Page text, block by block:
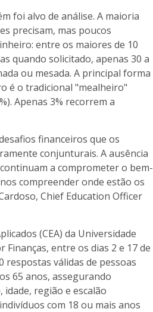
foi alvo de análise. A maioria
precisam, mas poucos
entre os maiores de 10
quando solicitado, apenas 30 a
ou mesada. A principal forma
é o tradicional "mealheiro"
Apenas 3% recorrem a
financeiros que os
conjunturais. A ausência
a comprometer o bem-
compreender onde estão os
Chief Education Officer
(CEA) da Universidade
entre os dias 2 e 17 de
respostas válidas de pessoas
65 anos, assegurando
região e escalão
com 18 ou mais anos